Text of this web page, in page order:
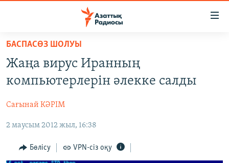
Skip
main
content
to
Navigation
САЯСАТ
ҚАҢТАР ОҚИҒАСЫ
АДАМ ҚҰҚЫҚТАРЫ
ӘЛЕУМЕТ
БАСПАСӨЗ ШОЛУЫ
Жаңа вирус Иранның
компьютерлерін әлекке салды
Сағынай КӘРІМ
2 маусым 2012 жыл, 16:38
Бөлісу VPN-сіз оқу